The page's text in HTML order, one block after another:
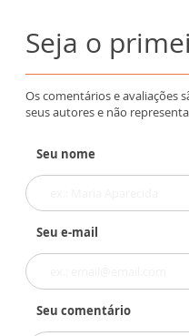
Seja o
Os comentários e avaliações
seus autores e não
Seu nome
Seu e-mail
Seu comentário